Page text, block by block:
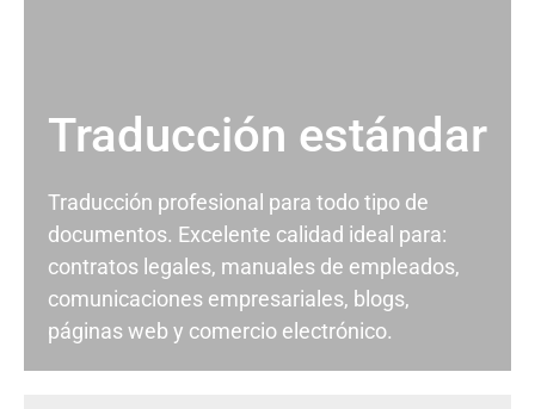
Traducción estándar
Traducción profesional para todo tipo de
documentos. Excelente calidad ideal para:
contratos legales, manuales de empleados,
comunicaciones empresariales, blogs,
páginas web y comercio electrónico.